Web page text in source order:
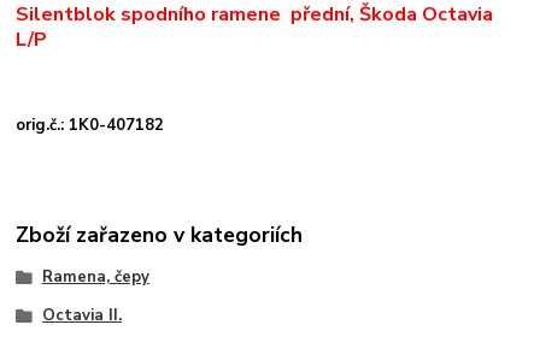
Silentblok spodního ramene přední, Škoda Octavia
L/P
orig.č.: 1K0-407182
Zboží zařazeno v kategoriích
Ramena, čepy
Octavia II.